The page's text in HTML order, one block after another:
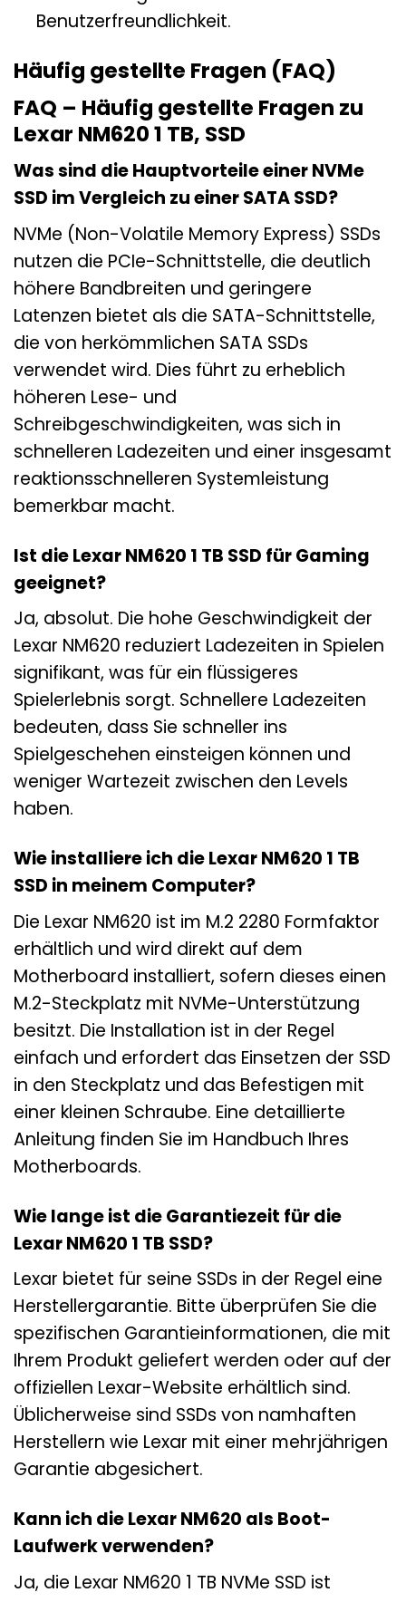
Benutzerfreundlichkeit.
Häufig gestellte Fragen (FAQ)
FAQ – Häufig gestellte Fragen zu
Lexar NM620 1 TB, SSD
Was sind die Hauptvorteile einer NVMe
SSD im Vergleich zu einer SATA SSD?
NVMe (Non-Volatile Memory Express) SSDs
nutzen die PCIe-Schnittstelle, die deutlich
höhere Bandbreiten und geringere
Latenzen bietet als die SATA-Schnittstelle,
die von herkömmlichen SATA SSDs
verwendet wird. Dies führt zu erheblich
höheren Lese- und
Schreibgeschwindigkeiten, was sich in
schnelleren Ladezeiten und einer insgesamt
reaktionsschnelleren Systemleistung
bemerkbar macht.
Ist die Lexar NM620 1 TB SSD für Gaming
geeignet?
Ja, absolut. Die hohe Geschwindigkeit der
Lexar NM620 reduziert Ladezeiten in Spielen
signifikant, was für ein flüssigeres
Spielerlebnis sorgt. Schnellere Ladezeiten
bedeuten, dass Sie schneller ins
Spielgeschehen einsteigen können und
weniger Wartezeit zwischen den Levels
haben.
Wie installiere ich die Lexar NM620 1 TB
SSD in meinem Computer?
Die Lexar NM620 ist im M.2 2280 Formfaktor
erhältlich und wird direkt auf dem
Motherboard installiert, sofern dieses einen
M.2-Steckplatz mit NVMe-Unterstützung
besitzt. Die Installation ist in der Regel
einfach und erfordert das Einsetzen der SSD
in den Steckplatz und das Befestigen mit
einer kleinen Schraube. Eine detaillierte
Anleitung finden Sie im Handbuch Ihres
Motherboards.
Wie lange ist die Garantiezeit für die
Lexar NM620 1 TB SSD?
Lexar bietet für seine SSDs in der Regel eine
Herstellergarantie. Bitte überprüfen Sie die
spezifischen Garantieinformationen, die mit
Ihrem Produkt geliefert werden oder auf der
offiziellen Lexar-Website erhältlich sind.
Üblicherweise sind SSDs von namhaften
Herstellern wie Lexar mit einer mehrjährigen
Garantie abgesichert.
Kann ich die Lexar NM620 als Boot-
Laufwerk verwenden?
Ja, die Lexar NM620 1 TB NVMe SSD ist